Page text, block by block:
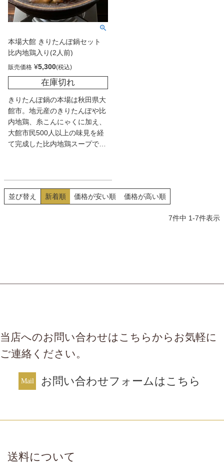
本場大館 きりたんぽ鍋セット
比内地鶏入り(2人前)
販売価格 ¥5,300
在庫切れ
きりたんぽ鍋の本場は秋田県大
館市。地元産のきりたんぽや比
内地鶏、糸こんにゃくに加え、
大館市民500人以上の味見を経
て完成した比内地鶏スープで作
並び替え 新着順 価格が安い順 価格が高い順
7件中 1-7件表示
当店へのお問い合わせはこちらからお気軽に
ご連絡ください。
お問い合わせフォームはこちら
送料について